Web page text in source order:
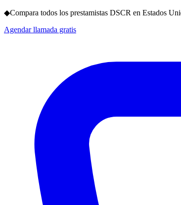
◆Compara todos los prestamistas DSCR en Estados
Agendar llamada gratis